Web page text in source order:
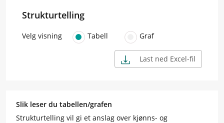
Strukturtelling
Velg visning Tabell Graf
Last ned Excel-fil
Slik leser du tabellen/grafen
Strukturtelling vil gi et anslag over kjønns- og